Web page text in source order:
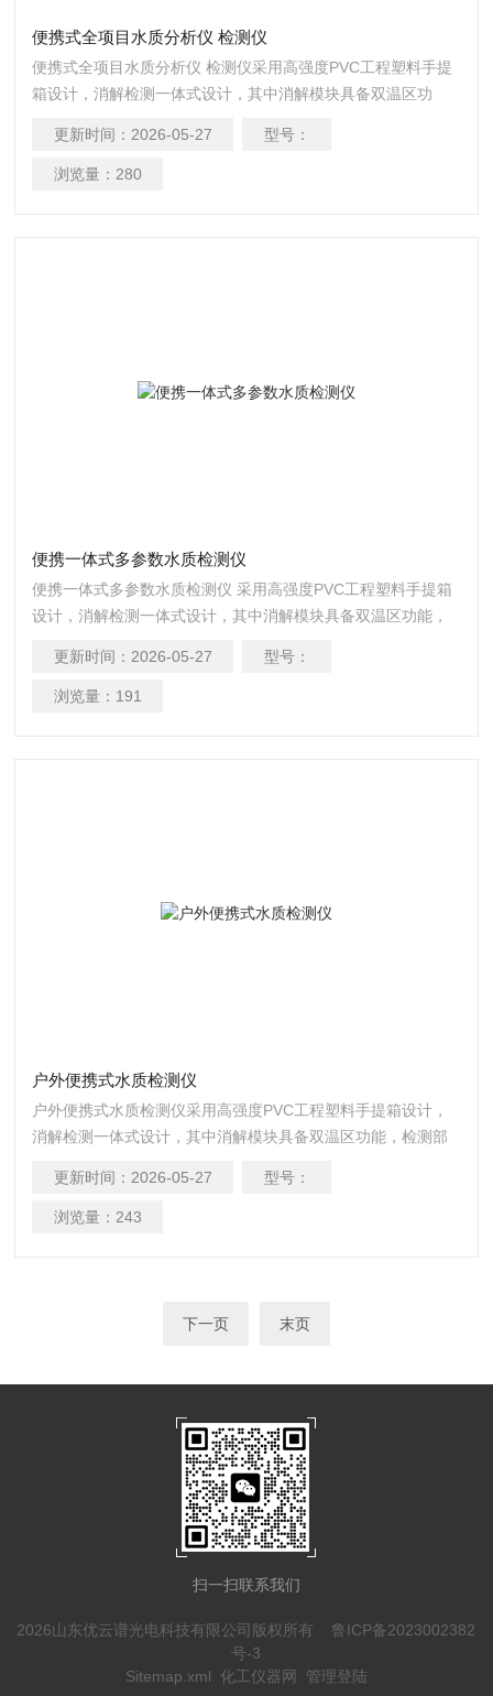
便携式全项目水质分析仪 检测仪
便携式全项目水质分析仪 检测仪采用高强度PVC工程塑料手提
箱设计，消解检测一体式设计，其中消解模块具备双温区功
智能操作系统，8英寸高清液晶触摸屏，光纤检测技术
更新时间： 2026-05-27 型号：
浏览量： 280
便携一体式多参数水质检测仪
便携一体式多参数水质检测仪 采用高强度PVC工程塑料手提箱
设计，消解检测一体式设计，其中消解模块具备双温区功能，
操作系统，8英寸高清液晶触摸屏，光纤检测技术
更新时间： 2026-05-27 型号：
浏览量： 191
户外便携式水质检测仪
户外便携式水质检测仪采用高强度PVC工程塑料手提箱设计，
消解检测一体式设计，其中消解模块具备双温区功能，检测部
卓智能操作系统，8英寸高清液晶触摸屏，光纤检测技术
更新时间： 2026-05-27 型号：
浏览量： 243
下一页 末页
扫一扫联系我们
2026山东优云谱光电科技有限公司版权所有 鲁ICP备2023002382
号-3
Sitemap.xml 化工仪器网 管理登陆